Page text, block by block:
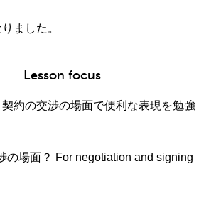
ました。
Lesson focus
約の交渉の場面で便利な表現を勉強
の場面？ For negotiation and signing